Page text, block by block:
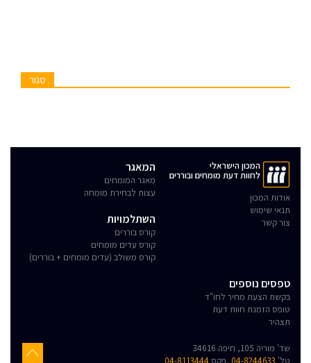
סגור
המכון הישראלי
לחוות דעת מומחים ובוררים
אודות המכון
תנאי שימוש
צור קשר
המאגר
מאגר המומחים
עצות לבחירת מומחה
השתלמויות
קורס בוררים
קורס עדים מומחים
קורס משולב (עדים מומחים + בוררים)
טפסים נוספים
בקשת הצעת מחיר לחו"ד
טופס הזמנת חוות דעת
תצהיר
שד' מוריה 105, חיפה 34616
טל' 04-8244633 ,פקס 04-8113444